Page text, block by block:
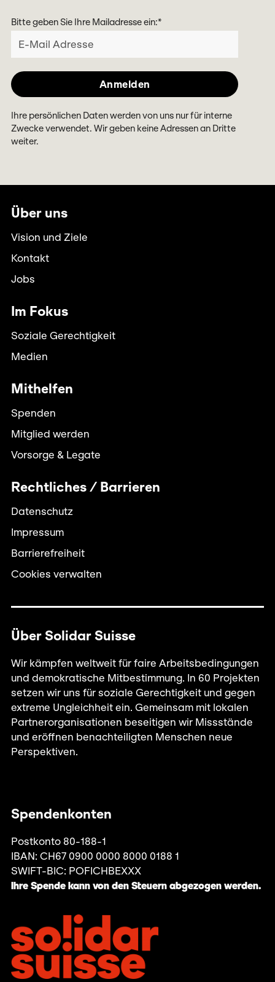
Bitte geben Sie Ihre Mailadresse ein:*
Ihre persönlichen Daten werden von uns nur für interne
Zwecke verwendet. Wir geben keine Adressen an Dritte
weiter.
Über uns
Vision und Ziele
Kontakt
Jobs
Im Fokus
Soziale Gerechtigkeit
Medien
Mithelfen
Spenden
Mitglied werden
Vorsorge & Legate
Rechtliches / Barrieren
Datenschutz
Impressum
Barrierefreiheit
Cookies verwalten
Über Solidar Suisse
Wir kämpfen weltweit für faire Arbeitsbedingungen
und demokratische Mitbestimmung. In 60 Projekten
setzen wir uns für soziale Gerechtigkeit und gegen
extreme Ungleichheit ein. Gemeinsam mit lokalen
Partnerorganisationen beseitigen wir Missstände
und eröffnen benachteiligten Menschen neue
Perspektiven.
Spendenkonten
Postkonto 80-188-1
IBAN: CH67 0900 0000 8000 0188 1
SWIFT-BIC: POFICHBEXXX
Ihre Spende kann von den Steuern abgezogen werden.